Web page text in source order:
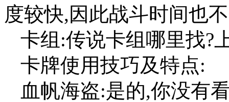
度较快,因此战斗时间也
卡组:传说卡组哪里找?
卡牌使用技巧及特点:
血帆海盗:是的,你没有